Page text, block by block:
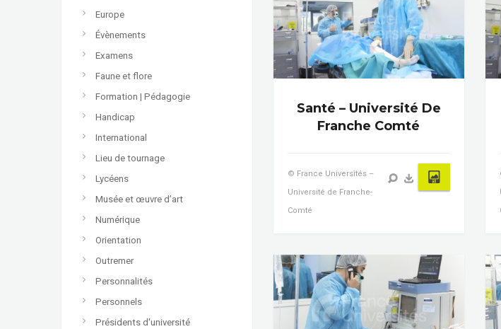
Europe
Évènements
Examens
Faune et flore
Formation | Pédagogie
Handicap
International
Lieu de tournage
Lycéens
Musée et œuvre d’art
Numérique
Orientation
Outremer
Personnalités
Personnels
Présidents d'université
Santé – Université De
Franche Comté
© France Universités –
Université de Franche-
Comté